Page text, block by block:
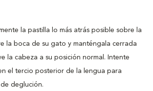
la pastilla lo más atrás posible sobre la
la boca de su gato y manténgala cerrada
la cabeza a su posición normal. Intente
el tercio posterior de la lengua para
deglución.